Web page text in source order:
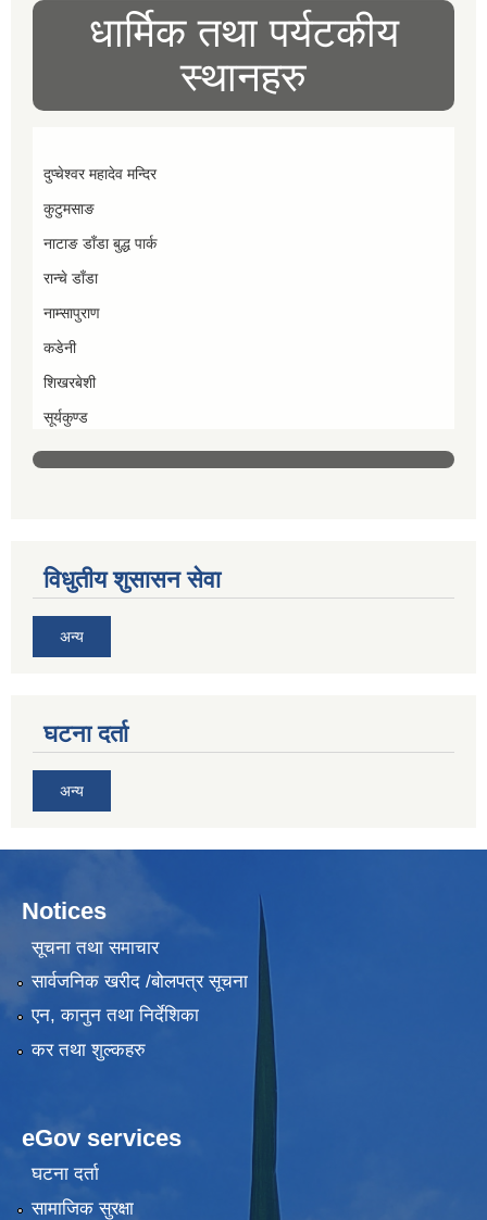
धार्मिक तथा पर्यटकीय
स्थानहरु
दुप्चेश्वर महादेव मन्दिर
कुटुमसाङ
नाटाङ डाँडा बुद्ध पार्क
रान्चे डाँडा
नाम्सापुराण
कडेनी
शिखरबेशी
सूर्यकुण्ड
विधुतीय शुसासन सेवा
अन्य
घटना दर्ता
अन्य
Notices
सूचना तथा समाचार
सार्वजनिक खरीद /बोलपत्र सूचना
एन, कानुन तथा निर्देशिका
कर तथा शुल्कहरु
eGov services
घटना दर्ता
सामाजिक सुरक्षा